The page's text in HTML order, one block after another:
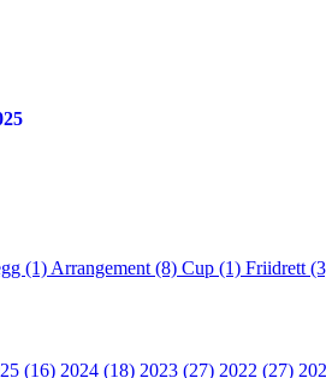
(1) Arrangement (8) Cup (1) Friidrett
(16) 2024 (18) 2023 (27) 2022 (27)